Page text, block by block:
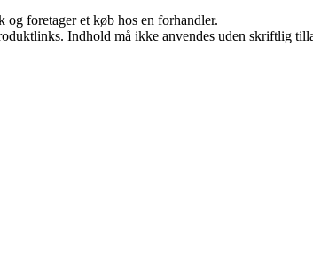
foretager et køb hos en forhandler.
Indhold må ikke anvendes uden skriftlig